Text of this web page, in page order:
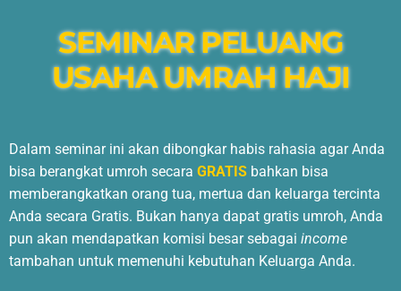
SEMINAR PELUANG
USAHA UMRAH HAJI
Dalam seminar ini akan dibongkar habis rahasia agar Anda
bisa berangkat umroh secara GRATIS bahkan bisa
memberangkatkan orang tua, mertua dan keluarga tercinta
Anda secara Gratis. Bukan hanya dapat gratis umroh, Anda
pun akan mendapatkan komisi besar sebagai income
tambahan untuk memenuhi kebutuhan Keluarga Anda.